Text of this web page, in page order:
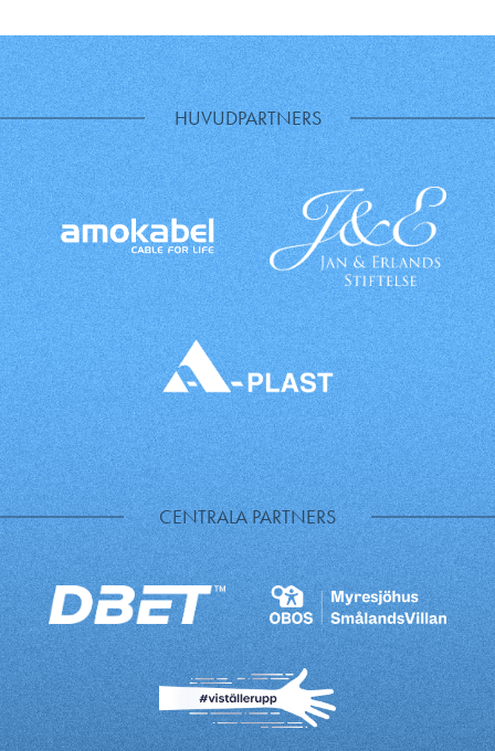
HUVUDPARTNERS
CENTRALA PARTNERS